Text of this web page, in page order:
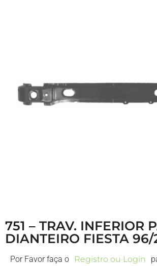
751 – TRAV. INFERIOR
DIANTEIRO FIESTA
Por Favor faça o Registro ou Login